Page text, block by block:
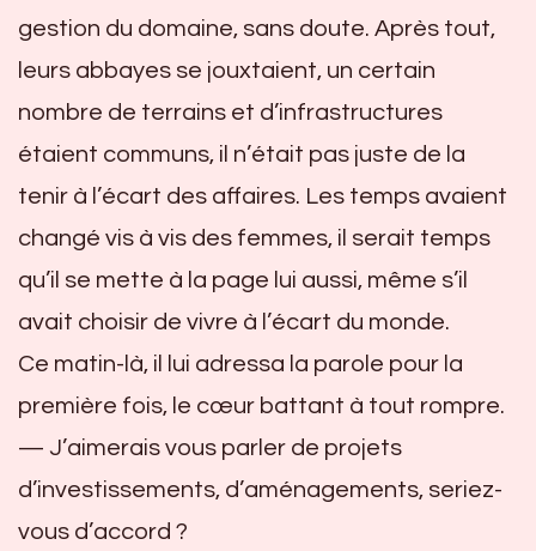
gestion du domaine, sans doute. Après tout,
leurs abbayes se jouxtaient, un certain
nombre de terrains et d’infrastructures
étaient communs, il n’était pas juste de la
tenir à l’écart des affaires. Les temps avaient
changé vis à vis des femmes, il serait temps
qu’il se mette à la page lui aussi, même s’il
avait choisir de vivre à l’écart du monde.
Ce matin-là, il lui adressa la parole pour la
première fois, le cœur battant à tout rompre.
— J’aimerais vous parler de projets
d’investissements, d’aménagements, seriez-
vous d’accord ?